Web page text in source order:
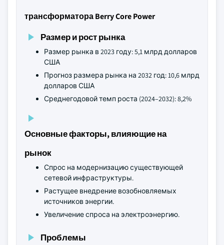
трансформатора Berry Core Power
Размер и рост рынка
Размер рынка в 2023 году: 5,1 млрд долларов
США
Прогноз размера рынка на 2032 год: 10,6 млрд
долларов США
Среднегодовой темп роста (2024–2032): 8,2%
Основные факторы, влияющие на
рынок
Спрос на модернизацию существующей
сетевой инфраструктуры.
Растущее внедрение возобновляемых
источников энергии.
Увеличение спроса на электроэнергию.
Проблемы